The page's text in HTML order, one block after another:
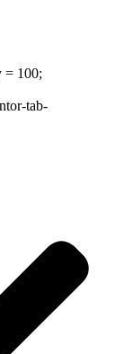
= 100;
tab-